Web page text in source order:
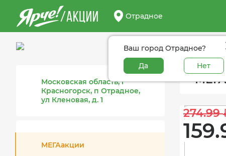
/АКЦИИ Отрадное
Ваш город Отрадное?
Да
Нет
Московская область, г
Красногорск, п Отрадное,
ул Кленовая, д. 1
МЕГАакции
274.99